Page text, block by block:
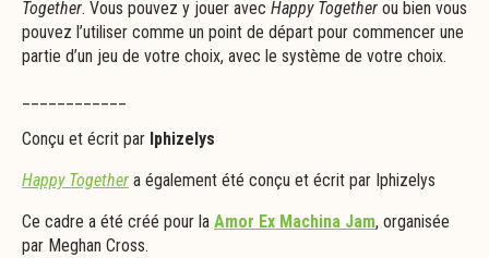
Together. Vous pouvez y jouer avec Happy Together ou bien vous
pouvez l’utiliser comme un point de départ pour commencer une
partie d’un jeu de votre choix, avec le système de votre choix.
Conçu et écrit par Iphizelys
Happy Together a également été conçu et écrit par Iphizelys
Ce cadre a été créé pour la Amor Ex Machina Jam, organisée
par Meghan Cross.